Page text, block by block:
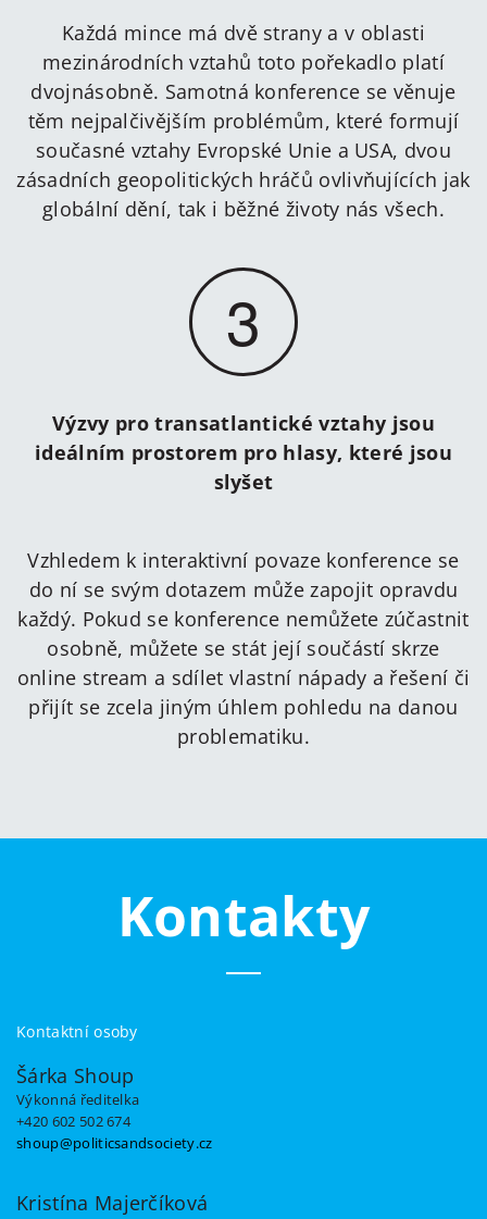
Každá mince má dvě strany a v oblasti
mezinárodních vztahů toto pořekadlo platí
dvojnásobně. Samotná konference se věnuje
těm nejpalčivějším problémům, které formují
současné vztahy Evropské Unie a USA, dvou
zásadních geopolitických hráčů ovlivňujících jak
globální dění, tak i běžné životy nás všech.
3
Výzvy pro transatlantické vztahy jsou
ideálním prostorem pro hlasy, které jsou
slyšet
Vzhledem k interaktivní povaze konference se
do ní se svým dotazem může zapojit opravdu
každý. Pokud se konference nemůžete zúčastnit
osobně, můžete se stát její součástí skrze
online stream a sdílet vlastní nápady a řešení či
přijít se zcela jiným úhlem pohledu na danou
problematiku.
Kontakty
Kontaktní osoby
Šárka Shoup
Výkonná ředitelka
+420 602 502 674
shoup@politicsandsociety.cz
Kristína Majerčíková